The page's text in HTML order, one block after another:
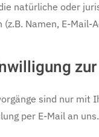
natürliche oder
Namen, E-Mail-
sind nur mit
per E-Mail an